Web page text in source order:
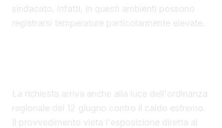
sindacato, infatti, in questi ambienti possono
registrarsi temperature particolarmente elevate.
La richiesta arriva anche alla luce dell'ordinanza
regionale del 12 giugno contro il caldo estremo.
Il provvedimento vieta l'esposizione diretta al